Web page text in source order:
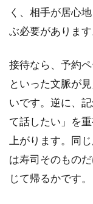
く、相手が居心
ぶ必要があります
接待なら、予約
といった文脈が
いです。逆に、
て話したい」を
上がります。同
は寿司そのもの
じて帰るかです。